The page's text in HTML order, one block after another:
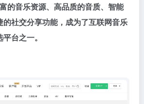
的音乐资源、高品质的音质、智能
的社交分享功能，成为了互联网音乐
台之一。